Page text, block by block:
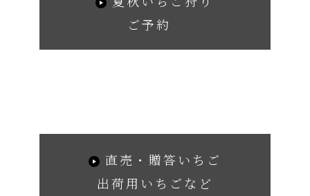
ご予約
直売・贈答いちご
出荷用いちごなど